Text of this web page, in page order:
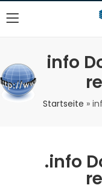
info
Startseite »
.info